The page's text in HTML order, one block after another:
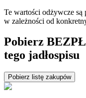
Te wartości odżywcze są
w zależności od
Pobierz
tego jadłospisu
Pobierz listę zakupów